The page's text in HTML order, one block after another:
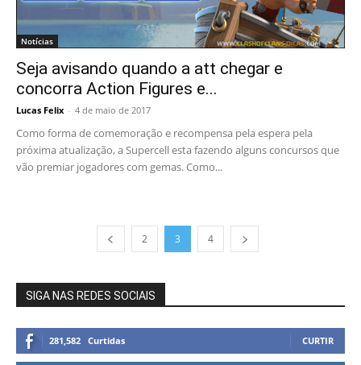
Notícias
Seja avisando quando a att chegar e
concorra Action Figures e...
Lucas Felix - 4 de maio de 2017
Como forma de comemoração e recompensa pela espera pela
próxima atualização, a Supercell esta fazendo alguns concursos que
vão premiar jogadores com gemas. Como...
2 3 4
SIGA NAS REDES SOCIAIS
281,582 Curtidas CURTIR